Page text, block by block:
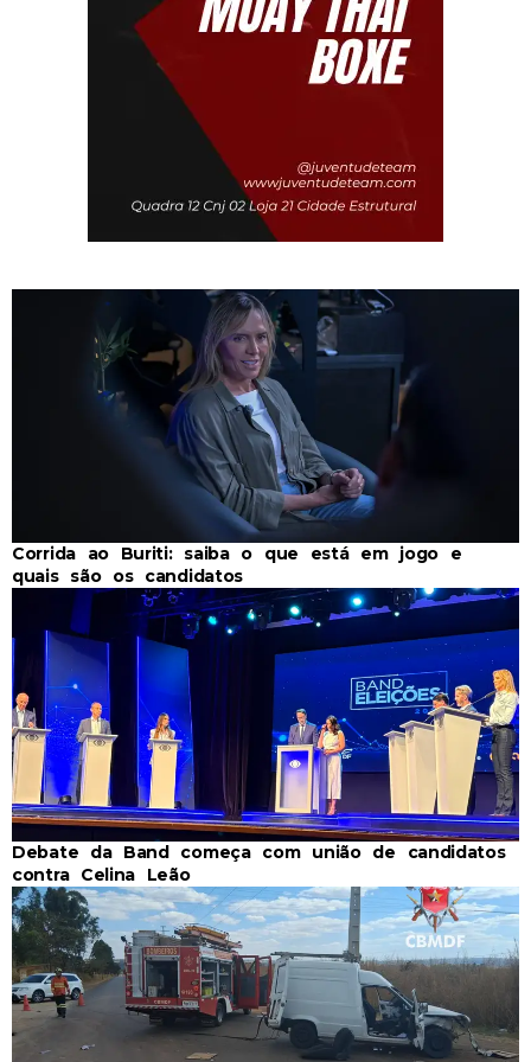
Corrida ao Buriti: saiba o que está em jogo e
quais são os candidatos
Debate da Band começa com união de candidatos
contra Celina Leão